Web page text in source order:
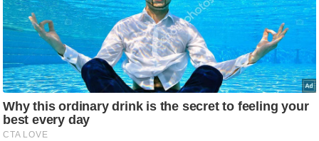
ड
हॉ
ली
वु
ड
फि
ल्म